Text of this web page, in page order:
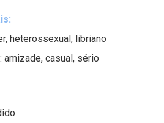
heterossexual, libriano
amizade, casual, sério